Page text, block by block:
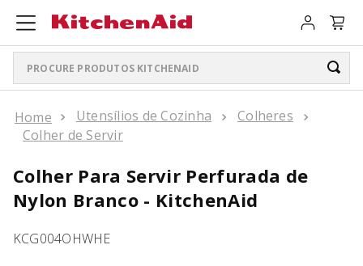
Procure produtos KitchenAid
1º ARTISAN PLUS
2º LIQUIDIFICADOR PURE POWER
3 º BATEDEIRA
4º BOWL LIFT
Utensílios de Cozinha
Colheres
Colher de Servir
Colher Para Servir Perfurada de
Nylon Branco - KitchenAid
KCG004OHWHE